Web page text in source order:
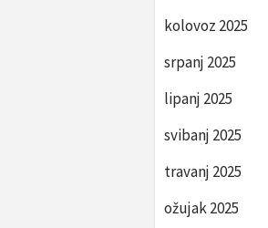
kolovoz 2025
srpanj 2025
lipanj 2025
svibanj 2025
travanj 2025
ožujak 2025